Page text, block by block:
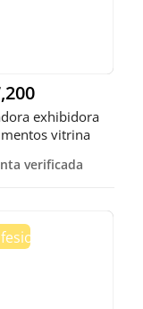
exhibidora
vitrina
verificada